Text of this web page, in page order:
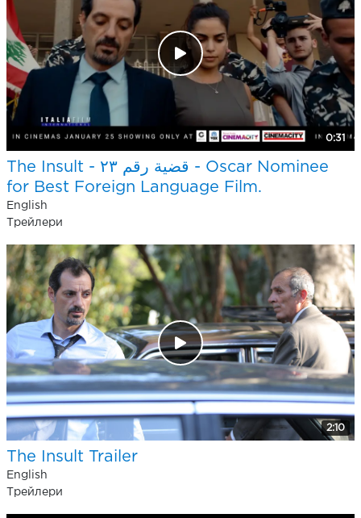
0:31
The Insult - قضية رقم ٢٣ - Oscar Nominee
for Best Foreign Language Film.
English
Трейлери
2:10
The Insult Trailer
English
Трейлери